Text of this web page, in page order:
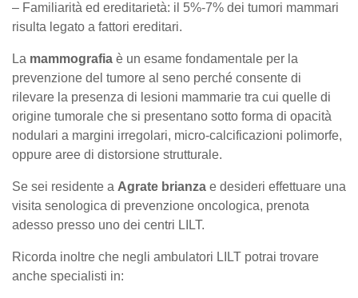
– Familiarità ed ereditarietà: il 5%-7% dei tumori mammari
risulta legato a fattori ereditari.
La mammografia è un esame fondamentale per la
prevenzione del tumore al seno perché consente di
rilevare la presenza di lesioni mammarie tra cui quelle di
origine tumorale che si presentano sotto forma di opacità
nodulari a margini irregolari, micro-calcificazioni polimorfe,
oppure aree di distorsione strutturale.
Se sei residente a Agrate brianza e desideri effettuare una
visita senologica di prevenzione oncologica, prenota
adesso presso uno dei centri LILT.
Ricorda inoltre che negli ambulatori LILT potrai trovare
anche specialisti in: